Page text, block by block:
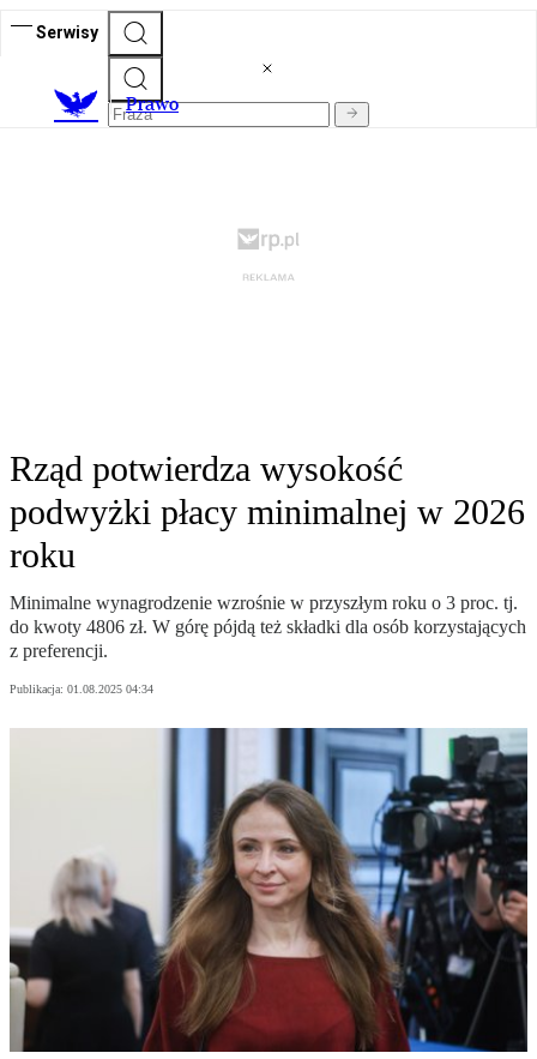
Serwisy
Prawo
Rząd potwierdza wysokość
podwyżki płacy minimalnej w 2026
roku
Minimalne wynagrodzenie wzrośnie w przyszłym roku o 3 proc. tj.
do kwoty 4806 zł. W górę pójdą też składki dla osób korzystających
z preferencji.
Publikacja: 01.08.2025 04:34